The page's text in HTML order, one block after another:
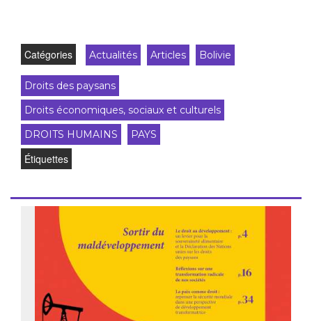
Catégories Actualités Articles Bolivie
Droits des paysans
Droits économiques, sociaux et culturels
DROITS HUMAINS
PAYS
Étiquettes